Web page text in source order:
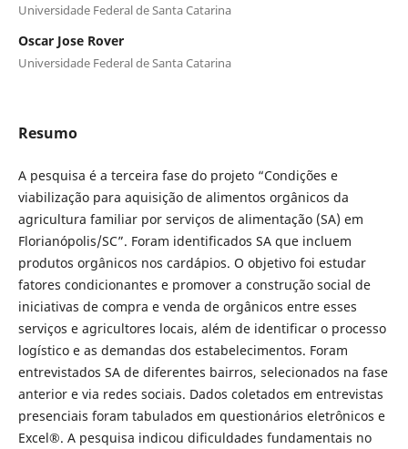
Universidade Federal de Santa Catarina
Oscar Jose Rover
Universidade Federal de Santa Catarina
Resumo
A pesquisa é a terceira fase do projeto “Condições e
viabilização para aquisição de alimentos orgânicos da
agricultura familiar por serviços de alimentação (SA) em
Florianópolis/SC”. Foram identificados SA que incluem
produtos orgânicos nos cardápios. O objetivo foi estudar
fatores condicionantes e promover a construção social de
iniciativas de compra e venda de orgânicos entre esses
serviços e agricultores locais, além de identificar o processo
logístico e as demandas dos estabelecimentos. Foram
entrevistados SA de diferentes bairros, selecionados na fase
anterior e via redes sociais. Dados coletados em entrevistas
presenciais foram tabulados em questionários eletrônicos e
Excel®. A pesquisa indicou dificuldades fundamentais no